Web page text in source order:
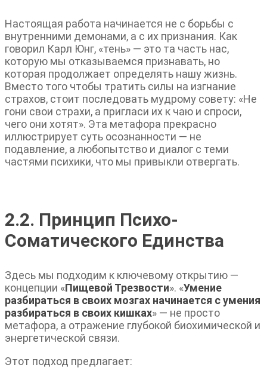
Настоящая работа начинается не с борьбы с
внутренними демонами, а с их признания. Как
говорил Карл Юнг, «тень» — это та часть нас,
которую мы отказываемся признавать, но
которая продолжает определять нашу жизнь.
Вместо того чтобы тратить силы на изгнание
страхов, стоит последовать мудрому совету: «Не
гони свои страхи, а пригласи их к чаю и спроси,
чего они хотят». Эта метафора прекрасно
иллюстрирует суть осознанности — не
подавление, а любопытство и диалог с теми
частями психики, что мы привыкли отвергать.
2.2. Принцип Психо-
Соматического Единства
Здесь мы подходим к ключевому открытию —
концепции «Пищевой Трезвости». «Умение
разбираться в своих мозгах начинается с умения
разбираться в своих кишках» — не просто
метафора, а отражение глубокой биохимической и
энергетической связи.
Этот подход предлагает: